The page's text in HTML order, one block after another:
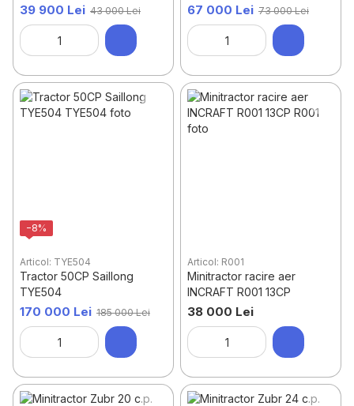
39 900 Lei 43 000 Lei 67 000 Lei 73 000 Lei
−8%
Articol: TYE504
Tractor 50CP Saillong
TYE504
170 000 Lei 185 000 Lei
Articol: R001
Minitractor racire aer
INCRAFT R001 13CP
38 000 Lei